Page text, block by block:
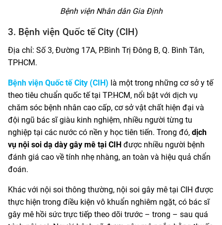
Bệnh viện Nhân dân Gia Định
3. Bệnh viện Quốc tế City (CIH)
Địa chỉ: Số 3, Đường 17A, P.Bình Trị Đông B, Q. Bình Tân,
TPHCM.
Bệnh viện Quốc tế City (CIH) là một trong những cơ sở y tế
theo tiêu chuẩn quốc tế tại TP.HCM, nổi bật với dịch vụ
chăm sóc bệnh nhân cao cấp, cơ sở vật chất hiện đại và
đội ngũ bác sĩ giàu kinh nghiệm, nhiều người từng tu
nghiệp tại các nước có nền y học tiên tiến. Trong đó, dịch
vụ nội soi dạ dày gây mê tại CIH được nhiều người bệnh
đánh giá cao về tính nhẹ nhàng, an toàn và hiệu quả chẩn
đoán.
Khác với nội soi thông thường, nội soi gây mê tại CIH được
thực hiện trong điều kiện vô khuẩn nghiêm ngặt, có bác sĩ
gây mê hồi sức trực tiếp theo dõi trước – trong – sau quá